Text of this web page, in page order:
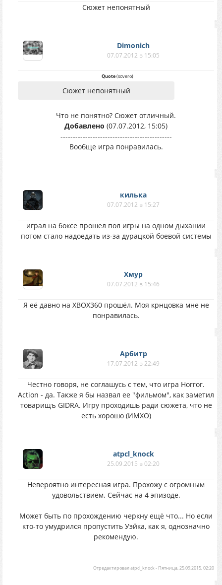
Сюжет непонятный
Dimonich
07.07.2012 в 15:05
Quote(sovero)
Сюжет непонятный
Что не понятно? Сюжет отличный.
Добавлено (07.07.2012, 15:05)
---------------------------------------------
Вообще игра понравилась.
килька
07.07.2012 в 15:27
играл на боксе прошел пол игры на одном дыхании
потом стало надоедать из-за дурацкой боевой системы
Хмур
07.07.2012 в 15:46
Я её давно на XBOX360 прошёл. Моя крнцовка мне не
понравилась.
Арбитр
17.07.2012 в 22:49
Честно говоря, не соглашусь с тем, что игра Horror.
Action - да. Также я бы назвал ее "фильмом", как заметил
товарищъ GIDRA. Игру проходишь ради сюжета, что не
есть хорошо (ИМХО)
atpcl_knock
25.09.2015 в 02:20
Невероятно интересная игра. Прохожу с огромным
удовольствием. Сейчас на 4 эпизоде.
Может быть по прохождению черкну ещё что... Но если
кто-то умудрился пропустить Уэйка, как я, однозначно
рекомендую.
Отредактировалatpcl_knock- Пятница, 25.09.2015, 02:20